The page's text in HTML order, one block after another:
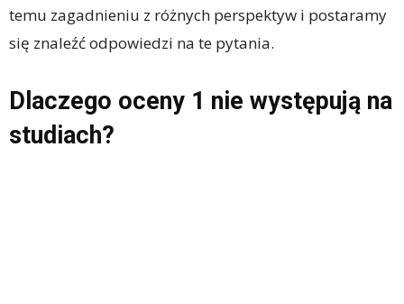
temu zagadnieniu z różnych perspektyw i postaramy
się znaleźć odpowiedzi na te pytania.
Dlaczego oceny 1 nie występują na
studiach?